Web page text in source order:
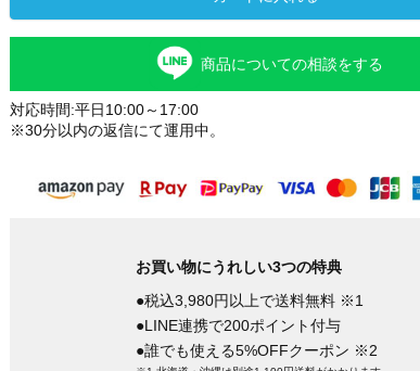
商品についての相談をする
対応時間:平日10:00～17:00
※30分以内の返信にて運用中。
お買い物にうれしい3つの特典
●税込3,980円以上で送料無料 ※1
●LINE連携で200ポイント付与
●誰でも使える5%OFFクーポン ※2